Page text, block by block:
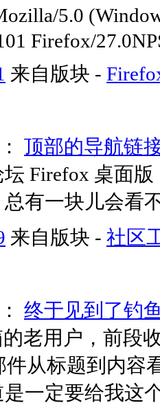
5.0
Firefox/
来自版块 -
： 顶部的导航链
Firefox 桌面
有一块儿会看
来自版块 - 社区
： 终于见到了钓
老用户，前段
件从标题到内
一定要给我这